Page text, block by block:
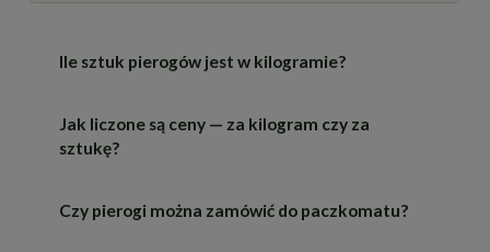
Ile sztuk pierogów jest w kilogramie?
Około 30 sztuk — pół kilograma to mniej więcej 15
pierogów. Kilogram wystarcza na obiad dla
Przy większych zamówieniach licz 8–10 sztuk na
Jak liczone są ceny — za kilogram czy za
sztukę?
Zależnie od produktu. Pierogi sprzedawane na
Czy pierogi można zamówić do paczkomatu?